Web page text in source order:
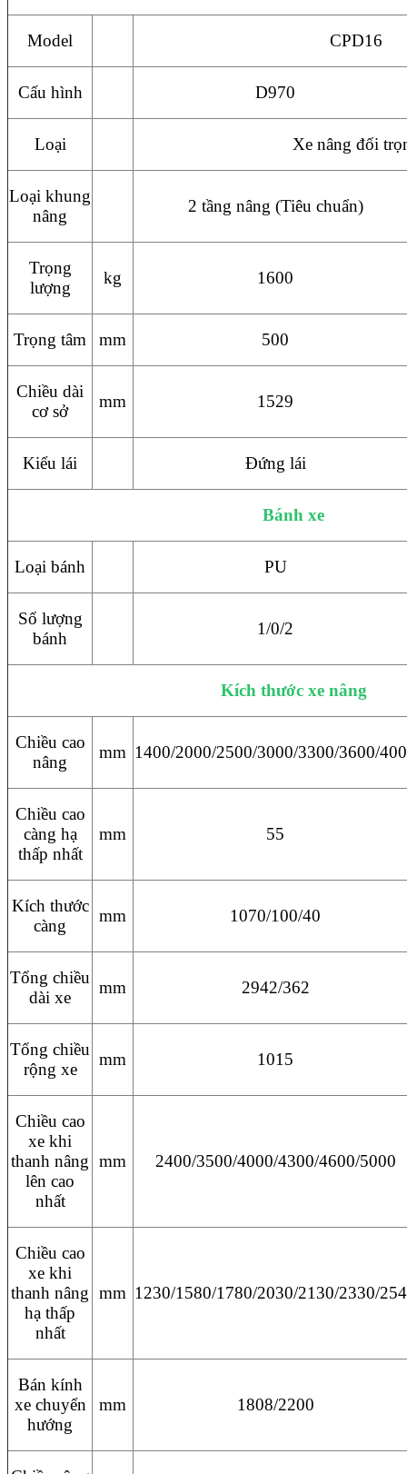
Model CPD16
Cấu hình D970
Loại Xe nâng đối
Loại khung
nâng
2 tầng nâng (Tiêu chuẩn)
Trọng
lượng
kg 1600
Trọng tâm mm 500
Chiều dài
cơ sở
mm 1529
Kiểu lái Đứng lái
Bánh xe
Loại bánh PU
Số lượng
bánh
1/0/2
Kích thước xe nâng
Chiều cao
nâng
mm 1400/2000/2500/3000/3300/3600/
Chiều cao
càng hạ
thấp nhất
mm 55
Kích thước
càng
mm 1070/100/40
Tổng chiều
dài xe
mm 2942/362
Tổng chiều
rộng xe
mm 1015
Chiều cao
xe khi
thanh nâng
lên cao
nhất
mm 2400/3500/4000/4300/4600/5000
Chiều cao
xe khi
thanh nâng
hạ thấp
nhất
mm 1230/1580/1780/2030/2130/2330/
Bán kính
xe chuyển
hướng
mm 1808/2200